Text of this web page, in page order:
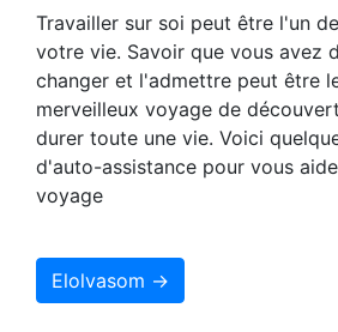
Travailler sur soi peut être l'un
votre vie. Savoir que vous avez
changer et l'admettre peut être
merveilleux voyage de
durer toute une vie. Voici
d'auto-assistance pour vous
voyage
Elolvasom →